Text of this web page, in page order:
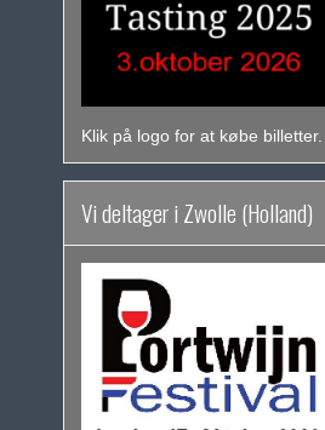
Klik på logo for at købe billetter.
Vi deltager i Zwolle (Holland)